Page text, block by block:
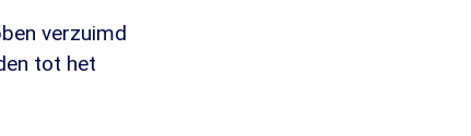
verzuimd
tot het